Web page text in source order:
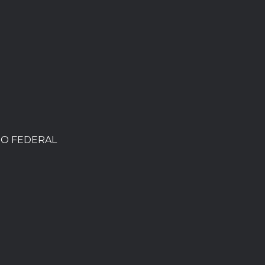
FEDERAL